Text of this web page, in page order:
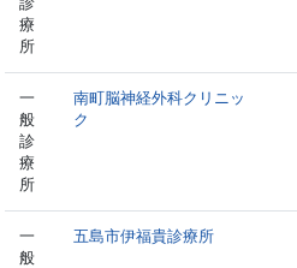
療
所
一
般
診
療
所
南町脳神経外科クリニッ
ク
一
般
五島市伊福貴診療所